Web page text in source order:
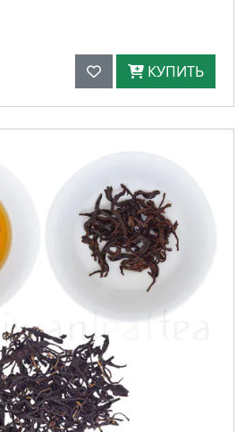
КУПИТЬ